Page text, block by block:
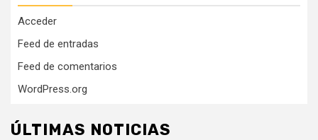
Acceder
Feed de entradas
Feed de comentarios
WordPress.org
ÚLTIMAS NOTICIAS